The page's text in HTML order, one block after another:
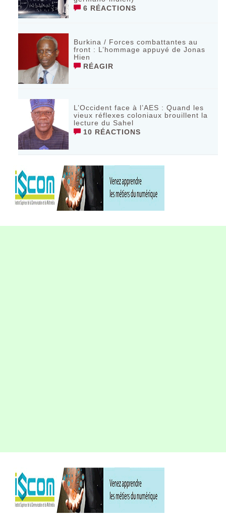
6 RÉACTIONS
Burkina / Forces combattantes au
front : L’hommage appuyé de Jonas
Hien
RÉAGIR
L’Occident face à l’AES : Quand les
vieux réflexes coloniaux brouillent la
lecture du Sahel
10 RÉACTIONS